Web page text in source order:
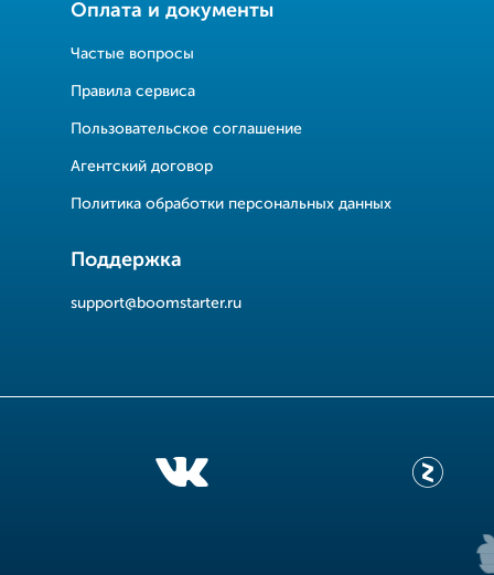
Оплата и документы
Частые вопросы
Правила сервиса
Пользовательское соглашение
Агентский договор
Политика обработки персональных данных
Поддержка
support@boomstarter.ru